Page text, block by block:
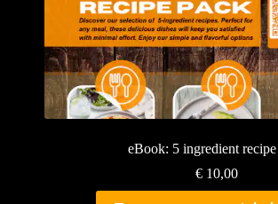
eBook: 5 ingredient
€ 10,00